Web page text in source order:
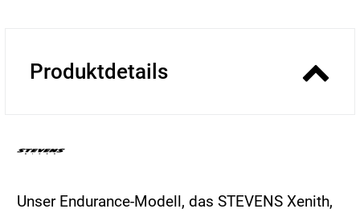
Produktdetails
Unser Endurance-Modell, das STEVENS Xenith,